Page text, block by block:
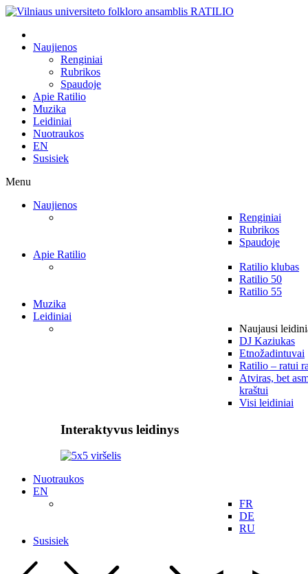
Naujienos
Renginiai
Rubrikos
Spaudoje
Apie Ratilio
Muzika
Leidiniai
Nuotraukos
EN
Susisiek
Menu
Naujienos
Renginiai
Rubrikos
Spaudoje
Apie Ratilio
Ratilio klubas
Ratilio 50
Ratilio 55
Muzika
Leidiniai
Naujausi
DJ Kaziukas
Etnožadintuvai
Ratilio – ratui
Atviras, bet
kraštui
Visi leidiniai
Interaktyvus leidinys
Nuotraukos
EN
FR
DE
RU
Susisiek